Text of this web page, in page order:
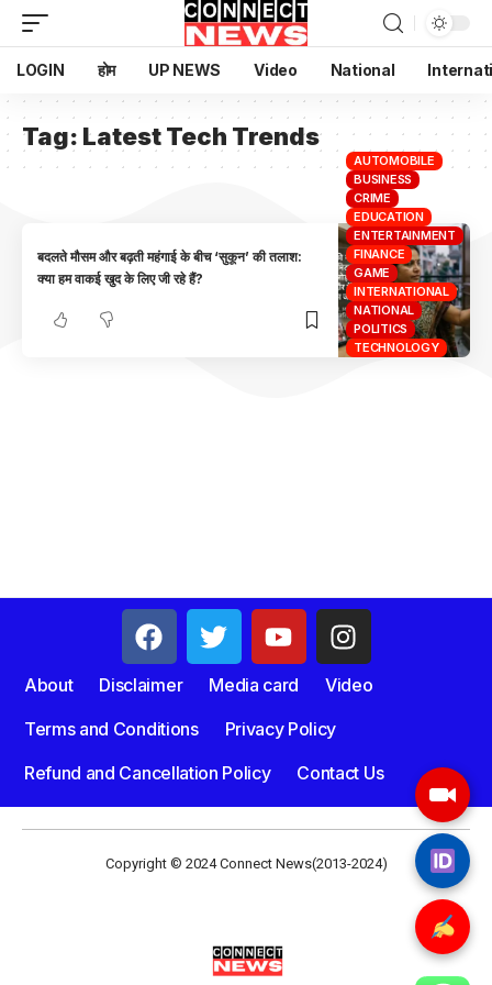
LOGIN होम UP NEWS Video National
Tag: Latest Tech Trends
AUTOMOBILE
BUSINESS
CRIME
EDUCATION
ENTERTAINMENT
FINANCE
GAME
INTERNATIONAL
NATIONAL
POLITICS
TECHNOLOGY
बदलते मौसम और बढ़ती महंगाई के बीच ‘सुकून’ की तलाश:
क्या हम वाकई खुद के लिए जी रहे हैं?
About Disclaimer Media card
Video
Terms and Conditions
Privacy Policy
Refund and Cancellation Policy
Contact Us
Copyright © 2024 Connect News(2013-2024)